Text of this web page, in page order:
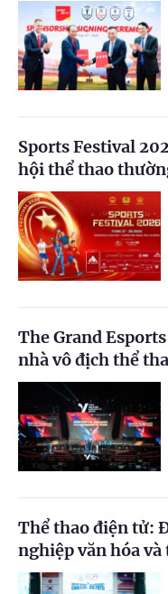
Sports Festival
hội thể thao
The Grand
nhà vô địch thể
Thể thao điện tử:
nghiệp văn hóa